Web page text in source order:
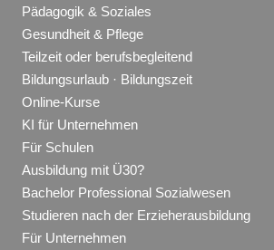
Pädagogik & Soziales
Gesundheit & Pflege
Teilzeit oder berufsbegleitend
Bildungsurlaub · Bildungszeit
Online-Kurse
KI für Unternehmen
Für Schulen
Ausbildung mit Ü30?
Bachelor Professional Sozialwesen
Studieren nach der Erzieherausbildung
Für Unternehmen